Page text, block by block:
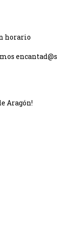
horario
encantad@s
Aragón!